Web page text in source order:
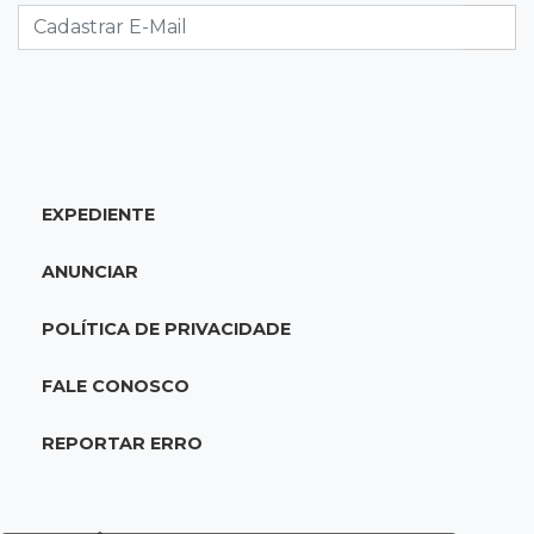
acidente com F-1000 na Av. Heráclito
18:28Concurso 3.042
acumulado em R$ 165 milhões
18:05Energia renovável
Produção de biodiesel cresce 32% em MS e
EXPEDIENTE
ANUNCIAR
POLÍTICA DE PRIVACIDADE
FALE CONOSCO
REPORTAR ERRO